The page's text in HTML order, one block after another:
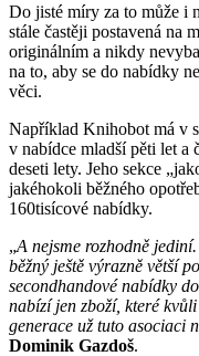
Do jisté míry za to může i
stále častěji postavená na
originálním a nikdy
na to, aby se do nabídky
věci.
Například Knihobot má v
v nabídce mladší pěti let
deseti lety. Jeho sekce
jakéhokoli běžného
160tisícové nabídky.
„A nejsme rozhodně
běžný ještě výrazně větší
secondhandové nabídky
nabízí jen zboží, které
generace už tuto asociaci
Dominik Gazdoš.